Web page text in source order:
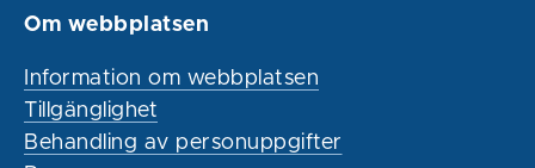
Om webbplatsen
Information om webbplatsen
Tillgänglighet
Behandling av personuppgifter